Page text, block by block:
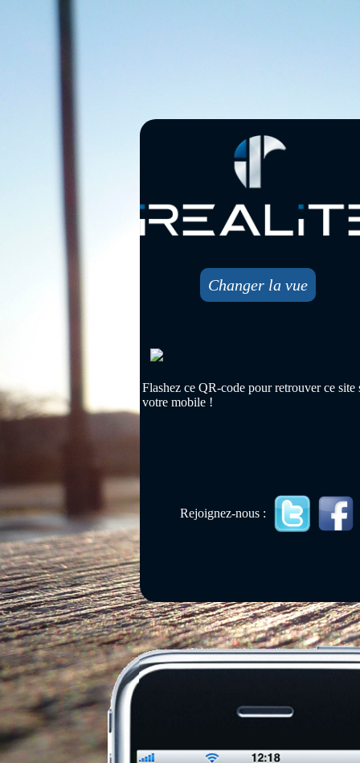
Changer la vue
Flashez ce QR-code pour retrouver ce site
votre mobile !
Rejoignez-nous :